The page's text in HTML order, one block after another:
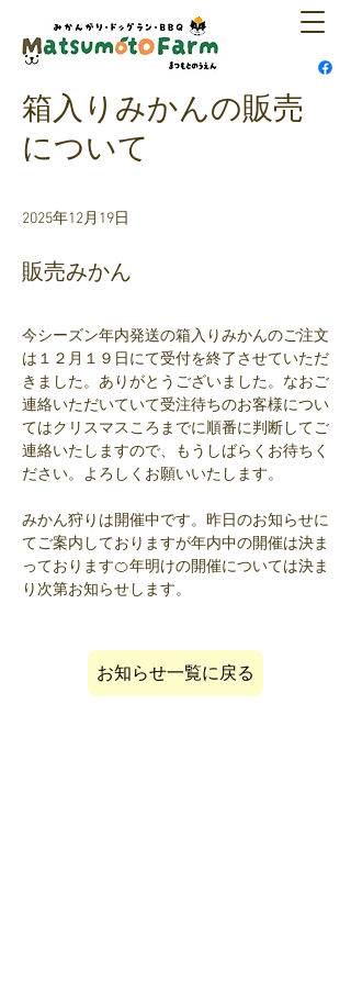
箱入りみかんの販売
について
2025年12月19日
販売みかん
今シーズン年内発送の箱入りみかんのご注文
は１２月１９日にて受付を終了させていただ
きました。ありがとうございました。なおご
連絡いただいていて受注待ちのお客様につい
てはクリスマスころまでに順番に判断してご
連絡いたしますので、もうしばらくお待ちく
ださい。よろしくお願いいたします。
みかん狩りは開催中です。昨日のお知らせに
てご案内しておりますが年内中の開催は決ま
っております🍊年明けの開催については決ま
り次第お知らせします。
お知らせ一覧に戻る